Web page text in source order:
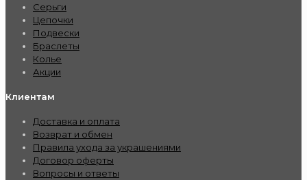
Серьги
Цепочки
Подвески
Браслеты
Колье
Акции
Клиентам
Доставка и оплата
Возврат и обмен
Правила ухода за украшениями
Договор оферты
Вопросы и ответы